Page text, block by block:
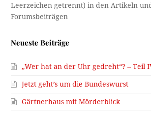
Neueste Beiträge
„Wer hat an der Uhr gedreht“? – Teil
Jetzt geht’s um die Bundeswurst
Gärtnerhaus mit Mörderblick